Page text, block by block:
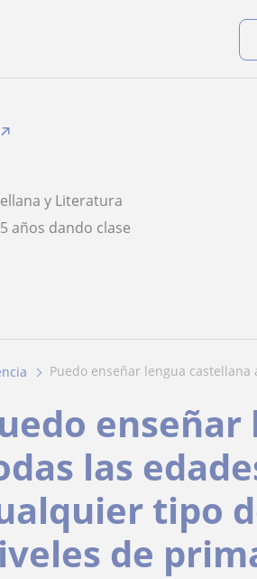
y Literatura
5 años dando clase
puedo enseñar lengua
las
tipo
de